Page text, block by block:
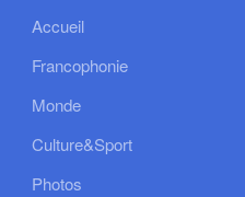
Accueil
Francophonie
Monde
Culture&Sport
Photos